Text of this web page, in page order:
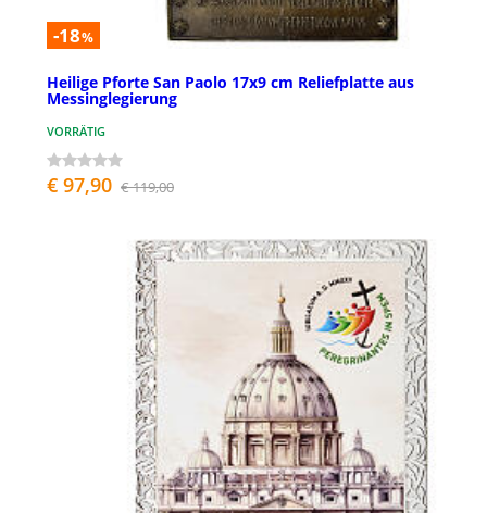
-18%
Heilige Pforte San Paolo 17x9 cm Reliefplatte aus
Messinglegierung
VORRÄTIG
€ 97,90 € 119,00